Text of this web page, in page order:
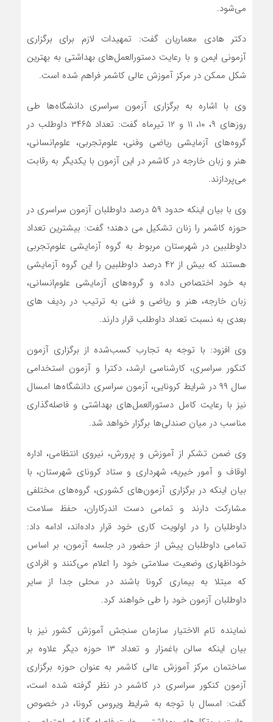
می‌شود.
دکتر هادی معماریان گفت: تمهیدات لازم برای برگزاری
آزمونی ایمن و با رعایت دستورالعمل‌های بهداشتی به بهترین
شکل ممکن در مرکز آموزش عالی کاشمر فراهم شده است.
وی با اشاره به برگزاری آزمون‌ سراسری دانشگاه‌ها طی
روزهای ۹، ۱۰، ۱۱ و ۱۲ تیرماه گفت: تعداد ۳۴۶۵ داوطلب در
گروه‌های آزمایشی ریاضی و‌فنی، علوم‌تجربی، علوم‌انسانی،
هنر و زبان خارجه در کاشمر در این آزمون با یکدیگر به رقابت
می‌پردازند.
وی با بیان اینکه حدود ۵۹ درصد داوطلبان آزمون سراسری در
حوزه کاشمر را زنان تشکیل می دهند؛ گفت: بیشترین تعداد
داوطلبین در شهرستان مربوط به گروه آزمایشی علوم‌تجربی
هستند که بیش از ۴۲ درصد داوطلبین را این گروه آزمایشی
به خود اختصاص داده و گروه‌های آزمایشی علوم‌انسانی،
زبان خارجه، هنر و ریاضی و فنی به ترتیب در ردیف های
بعدی به نسبت تعداد داوطلب قرار دارند.
وی افزود: با توجه به تجارب کسب‌شده از برگزاری آزمون
کنکور سراسری، کارشناسی ارشد، دکترا و آزمون استخدامی
سال ۹۹ در شرایط کرونایی، آزمون سراسری دانشگاه‌ها امسال
نیز با رعایت کامل دستورالعمل‌های بهداشتی و فاصله‌گذاری
مناسب در میان صندلی‌ها برگزار خواهد شد.
وی ضمن تشکر از آموزش و پرورش، نیروی انتظامی، اداره
اوقاف و آمور خیریه، شهرداری و ستاد کرونای شهرستان، با
بیان اینکه در برگزاری آزمون‌های کشوری، گروه‌های مختلفی
مشارکت دارند و تمامی دست اندرکاران، حفظ سلامت
داوطلبان را در اولویت کاری خود قرار داده‌اند، ادامه داد:
تمامی داوطلبان پیش از حضور در جلسه آزمون، بر اساس
خوداظهاری وضعیت سلامتی خود را اعلام می‌کنند و افرادی
که مبتلا به بیماری کرونا باشند در محلی جدا از سایر
داوطلبان آزمون خود را طی خواهند کرد.
نماینده تام الاختیار سازمان سنجش آموزش کشور نیز با
بیان اینکه سالن باغمزار و تعداد ۱۳ حوزه دیگر علاوه بر
ساختمان مرکز آموزش عالی کاشمر به عنوان حوزه برگزاری
آزمون کنکور سراسری در کاشمر در نظر گرفته شده است،
گفت: امسال با توجه به شرایط ویروس کرونا، در خصوص